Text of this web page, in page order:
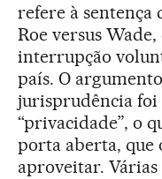
refere à sentença
Roe versus Wade,
interrupção
país. O
jurisprudência
“privacidade”, o
porta aberta, que
aproveitar. Várias